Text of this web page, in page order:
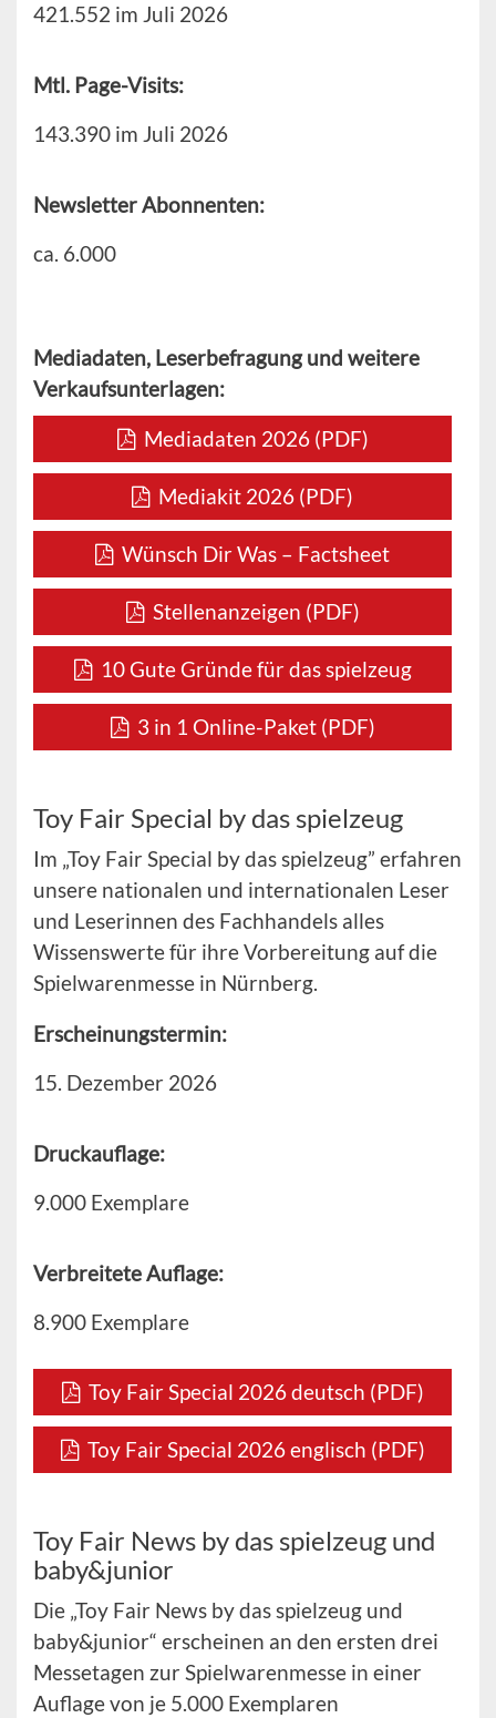
421.552 im Juli 2026
Mtl. Page-Visits:
143.390 im Juli 2026
Newsletter Abonnenten:
ca. 6.000
Mediadaten, Leserbefragung und weitere
Verkaufsunterlagen:
Mediadaten 2026 (PDF)
Mediakit 2026 (PDF)
Wünsch Dir Was – Factsheet
Stellenanzeigen (PDF)
10 Gute Gründe für das spielzeug
3 in 1 Online-Paket (PDF)
Toy Fair Special by das spielzeug
Im „Toy Fair Special by das spielzeug” erfahren
unsere nationalen und internationalen Leser
und Leserinnen des Fachhandels alles
Wissenswerte für ihre Vorbereitung auf die
Spielwarenmesse in Nürnberg.
Erscheinungstermin:
15. Dezember 2026
Druckauflage:
9.000 Exemplare
Verbreitete Auflage:
8.900 Exemplare
Toy Fair Special 2026 deutsch (PDF)
Toy Fair Special 2026 englisch (PDF)
Toy Fair News by das spielzeug und
baby&junior
Die „Toy Fair News by das spielzeug und
baby&junior“ erscheinen an den ersten drei
Messetagen zur Spielwarenmesse in einer
Auflage von je 5.000 Exemplaren